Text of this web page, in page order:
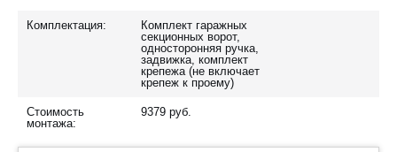
Комплектация:
Комплект гаражных
секционных ворот,
односторонняя ручка,
задвижка, комплект
крепежа (не включает
крепеж к проему)
Стоимость
монтажа:
9379 руб.